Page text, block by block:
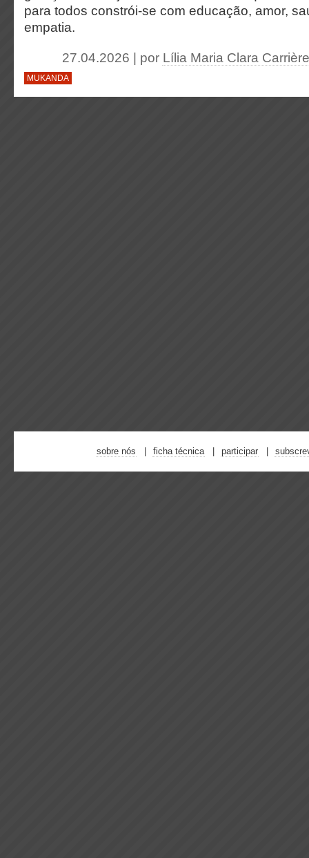
para todos constrói-se com educação, amor,
empatia.
MUKANDA
27.04.2026 | por Lília Maria Clara
sobre nós ficha técnica participar